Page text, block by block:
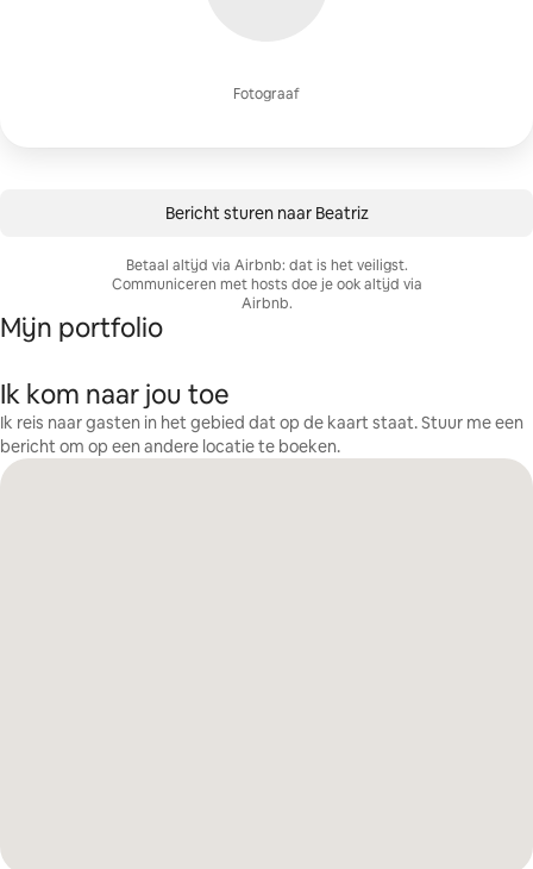
Fotograaf
Bericht sturen naar Beatriz
Betaal altijd via Airbnb: dat is het veiligst.
Communiceren met hosts doe je ook altijd via
Airbnb.
Mijn portfolio
Ik kom naar jou toe
Ik reis naar gasten in het gebied dat op de kaart staat. Stuur me een
bericht om op een andere locatie te boeken.